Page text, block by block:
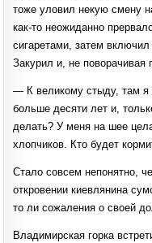
тоже уловил некую смену
как-то неожиданно
сигаретами, затем
Закурил и, не поворачивая
— К великому стыду, там
больше десяти лет и,
делать? У меня на шее
хлопчиков. Кто будет
Стало совсем непонятно,
откровении киевлянина
то ли сожаления о своей
Владимирская горка